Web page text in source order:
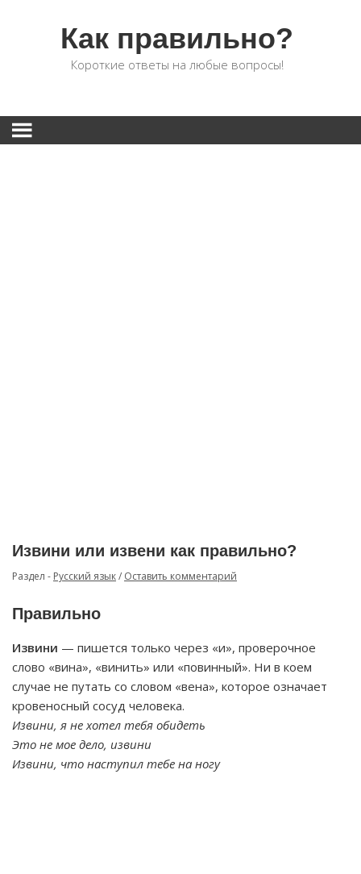
Как правильно?
Короткие ответы на любые вопросы!
Извини или извени как правильно?
Раздел - Русский язык/ Оставить комментарий
Правильно
Извини — пишется только через «и», проверочное
слово «вина», «винить» или «повинный». Ни в коем
случае не путать со словом «вена», которое означает
кровеносный сосуд человека.
Извини, я не хотел тебя обидеть
Это не мое дело, извини
Извини, что наступил тебе на ногу